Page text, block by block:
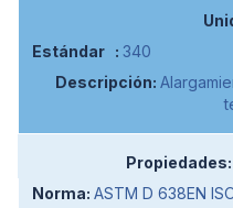
340
ASTM D 638EN